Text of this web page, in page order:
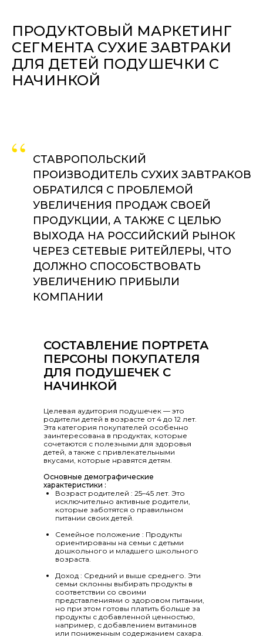
ПРОДУКТОВЫЙ МАРКЕТИНГ
СЕГМЕНТА СУХИЕ ЗАВТРАКИ
ДЛЯ ДЕТЕЙ ПОДУШЕЧКИ С
НАЧИНКОЙ
“
СТАВРОПОЛЬСКИЙ
ПРОИЗВОДИТЕЛЬ СУХИХ ЗАВТРАКОВ
ОБРАТИЛСЯ С ПРОБЛЕМОЙ
УВЕЛИЧЕНИЯ ПРОДАЖ СВОЕЙ
ПРОДУКЦИИ, А ТАКЖЕ С ЦЕЛЬЮ
ВЫХОДА НА РОССИЙСКИЙ РЫНОК
ЧЕРЕЗ СЕТЕВЫЕ РИТЕЙЛЕРЫ, ЧТО
ДОЛЖНО СПОСОБСТВОВАТЬ
УВЕЛИЧЕНИЮ ПРИБЫЛИ
КОМПАНИИ
Целевая аудитория подушечек — это
родители детей в возрасте от 4 до 12 лет.
Эта категория покупателей особенно
заинтересована в продуктах, которые
сочетаются с полезными для здоровья
детей, а также с привлекательными
вкусами, которые нравятся детям.
Основные демографические
характеристики :
Возраст родителей : 25–45 лет. Это
исключительно активные родители,
которые заботятся о правильном
питании своих детей.
Семейное положение : Продукты
ориентированы на семьи с детьми
дошкольного и младшего школьного
возраста.
Доход : Средний и выше среднего. Эти
семьи склонны выбирать продукты в
соответствии со своими
представлениями о здоровом питании,
но при этом готовы платить больше за
продукты с добавленной ценностью,
например, с добавлением витаминов
или пониженным содержанием сахара.
СОСТАВЛЕНИЕ ПОРТРЕТА
ПЕРСОНЫ ПОКУПАТЕЛЯ
ДЛЯ ПОДУШЕЧЕК С
НАЧИНКОЙ